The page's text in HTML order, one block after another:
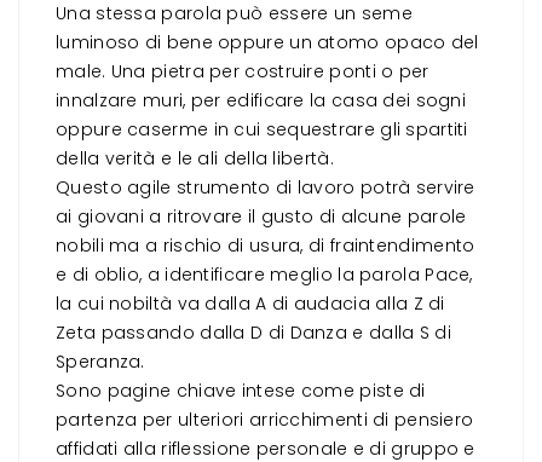
Una stessa parola può essere un seme
luminoso di bene oppure un atomo opaco del
male. Una pietra per costruire ponti o per
innalzare muri, per edificare la casa dei sogni
oppure caserme in cui sequestrare gli spartiti
della verità e le ali della libertà.
Questo agile strumento di lavoro potrà servire
ai giovani a ritrovare il gusto di alcune parole
nobili ma a rischio di usura, di fraintendimento
e di oblio, a identificare meglio la parola Pace,
la cui nobiltà va dalla A di audacia alla Z di
Zeta passando dalla D di Danza e dalla S di
Speranza.
Sono pagine chiave intese come piste di
partenza per ulteriori arricchimenti di pensiero
affidati alla riflessione personale e di gruppo e